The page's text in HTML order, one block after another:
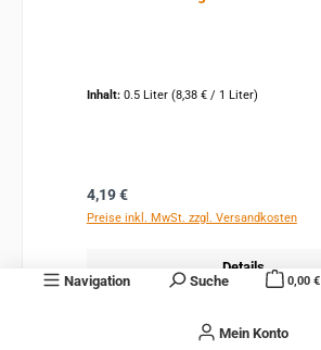
Navigation Suche
Mein Konto
0,00 €
Inhalt: 0.5 Liter (8,38 € / 1 Liter)
Regulärer Preis:
4,19 €
Preise inkl. MwSt. zzgl. Versandkosten
Details
Bald wieder verfügbar